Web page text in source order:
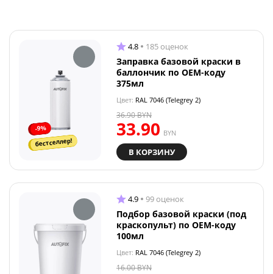
-9%
бестселлер!
4.8 185 оценок
Заправка базовой краски в
баллончик по OEM-коду
375мл
Цвет: RAL 7046 (Telegrey 2)
33.90 BYN
36.90BYN
В КОРЗИНУ
4.9 99 оценок
Подбор базовой краски (под
краскопульт) по OEM-коду
100мл
Цвет: RAL 7046 (Telegrey 2)
16.00BYN